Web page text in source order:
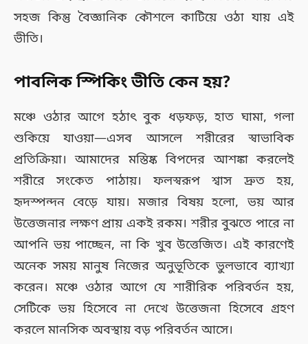
সহজ কিন্তু বৈজ্ঞানিক কৌশলে কাটিয়ে ওঠা যায় এই
ভীতি।
পাবলিক স্পিকিং ভীতি কেন হয়?
মঞ্চে ওঠার আগে হঠাৎ বুক ধড়ফড়, হাত ঘামা, গলা
শুকিয়ে যাওয়া—এসব আসলে শরীরের স্বাভাবিক
প্রতিক্রিয়া। আমাদের মস্তিষ্ক বিপদের আশঙ্কা করলেই
শরীরে সংকেত পাঠায়। ফলস্বরূপ শ্বাস দ্রুত হয়,
হৃদস্পন্দন বেড়ে যায়। মজার বিষয় হলো, ভয় আর
উত্তেজনার লক্ষণ প্রায় একই রকম। শরীর বুঝতে পারে না
আপনি ভয় পাচ্ছেন, না কি খুব উত্তেজিত। এই কারণেই
অনেক সময় মানুষ নিজের অনুভূতিকে ভুলভাবে ব্যাখ্যা
করেন। মঞ্চে ওঠার আগে যে শারীরিক পরিবর্তন হয়,
সেটিকে ভয় হিসেবে না দেখে উত্তেজনা হিসেবে গ্রহণ
করলে মানসিক অবস্থায় বড় পরিবর্তন আসে।